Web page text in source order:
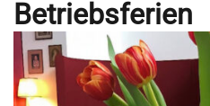
Betriebsferien